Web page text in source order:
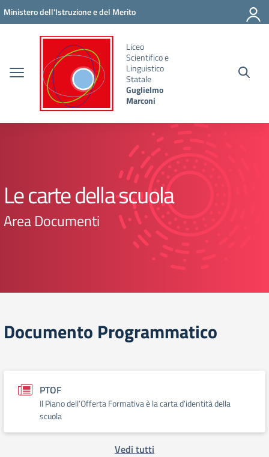
Vai ai contenuti
Vai al menu di navigazione
Vai al footer
Ministero dell'Istruzione e del Merito
Liceo
Scientifico e
Linguistico
Statale
Guglielmo
Marconi
Le carte della scuola
Area Documenti
Documento Programmatico
PTOF
Il Piano dell’Offerta Formativa è la carta d’identità della
scuola
Vedi tutti